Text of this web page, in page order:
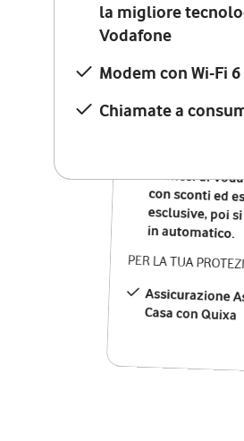
la migliore
Vodafone
Modem con Wi-Fi 6
Chiamate a
Vodafone
Modem Seven
Chiamate
numeri fissi
nazionali
12 mesi di
con sconti ed
esclusive, poi
in automatico.
PER LA TUA
Assicurazione
Casa con Quixa